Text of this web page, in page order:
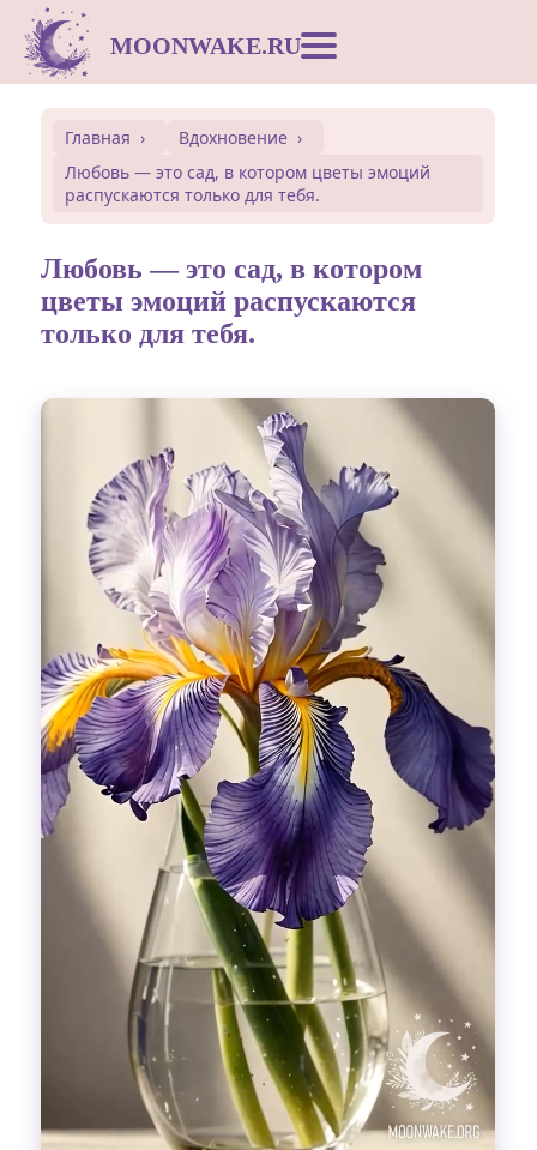
MOONWAKE.RU
Сонник
Открытки
Совместимость
Символы
Вдохновение
Гадания
Красоты!
Fashion
Главная
Вдохновение
Любовь — это сад, в котором цветы эмоций
распускаются только для тебя.
Любовь — это сад, в котором
цветы эмоций распускаются
только для тебя.
Выдох